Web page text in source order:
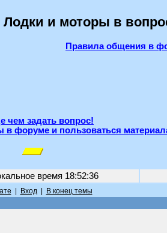
Лодки и моторы в
Правила общения в
чем задать вопрос!
в форуме и пользоваться
время 18:52:36
Вход|
В конец темы